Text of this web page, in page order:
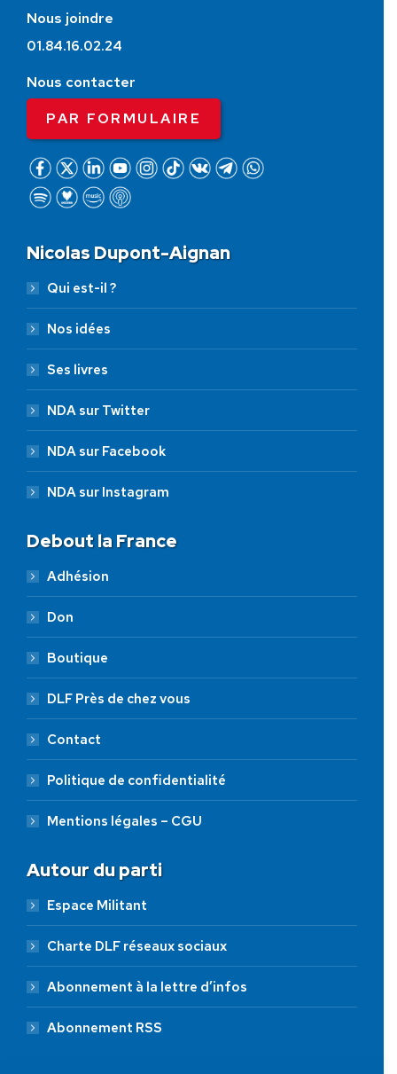
Nous joindre
01.84.16.02.24
Nous contacter
PAR FORMULAIRE
Nicolas Dupont-Aignan
Qui est-il ?
Nos idées
Ses livres
NDA sur Twitter
NDA sur Facebook
NDA sur Instagram
Debout la France
Adhésion
Don
Boutique
DLF Près de chez vous
Contact
Politique de confidentialité
Mentions légales – CGU
Autour du parti
Espace Militant
Charte DLF réseaux sociaux
Abonnement à la lettre d’infos
Abonnement RSS